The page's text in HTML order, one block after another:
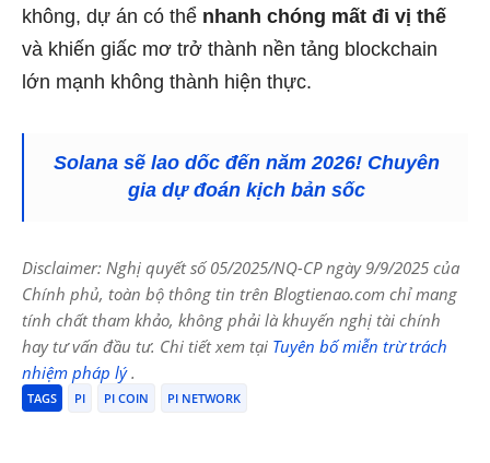
không, dự án có thể nhanh chóng mất đi vị thế
và khiến giấc mơ trở thành nền tảng blockchain
lớn mạnh không thành hiện thực.
Solana sẽ lao dốc đến năm 2026! Chuyên
gia dự đoán kịch bản sốc
Disclaimer: Nghị quyết số 05/2025/NQ-CP ngày 9/9/2025 của
Chính phủ, toàn bộ thông tin trên Blogtienao.com chỉ mang
tính chất tham khảo, không phải là khuyến nghị tài chính
hay tư vấn đầu tư. Chi tiết xem tại Tuyên bố miễn trừ trách
nhiệm pháp lý.
TAGS PI PI COIN PI NETWORK